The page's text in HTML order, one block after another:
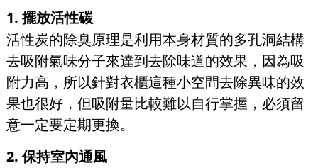
1. 擺放活性碳
活性炭的除臭原理是利用本身材質的多孔洞結構
去吸附氣味分子來達到去除味道的效果，因為吸
附力高，所以針對衣櫃這種小空間去除異味的效
果也很好，但吸附量比較難以自行掌握，必須留
意一定要定期更換。
2. 保持室內通風